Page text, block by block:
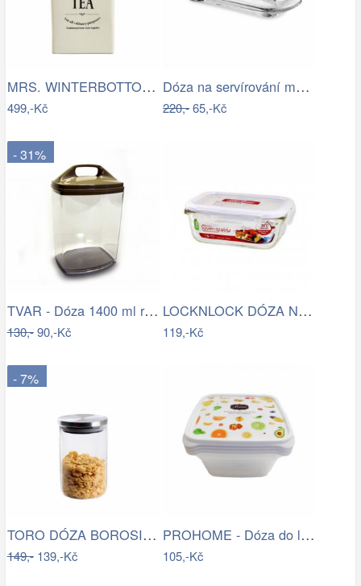
MRS. WINTERBOTTOM\'S Dóza na čaj
499,-Kč
Dóza na servírování másla
220,-65,-Kč
- 31%
TVAR - Dóza 1400 ml různé barvy
130,-90,-Kč
LOCKNLOCK DÓZA NA POTRAVINY,…
119,-Kč
- 7%
TORO DÓZA BOROSILIK.SKLO, NEREZ VÍČKO…
149,-139,-Kč
PROHOME - Dóza do ledničky 0,5L 4 ks…
105,-Kč